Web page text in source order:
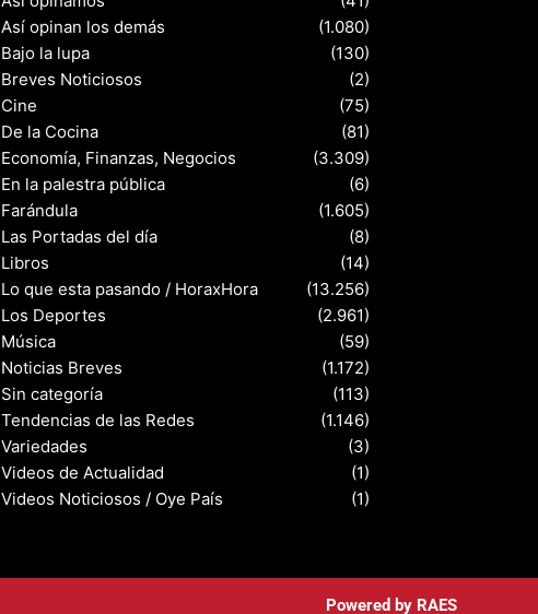
Así opinan los demás
(1.080)
Bajo la lupa
(130)
Breves Noticiosos
(2)
Cine
(75)
De la Cocina
(81)
Economía, Finanzas, Negocios
(3.309)
En la palestra pública
(6)
Farándula
(1.605)
Las Portadas del día
(8)
Libros
(14)
Lo que esta pasando / HoraxHora
(13.256)
Los Deportes
(2.961)
Música
(59)
Noticias Breves
(1.172)
Sin categoría
(113)
Tendencias de las Redes
(1.146)
Variedades
(3)
Videos de Actualidad
(1)
Videos Noticiosos / Oye País
(1)
Powered by RAES